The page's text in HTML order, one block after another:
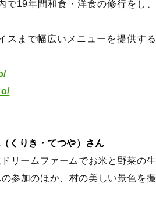
19年間和食・洋食の修行をし、
スまで幅広いメニューを提供する
くりき・てつや）さん
リームファームでお米と野菜の生
参加のほか、村の美しい景色を撮